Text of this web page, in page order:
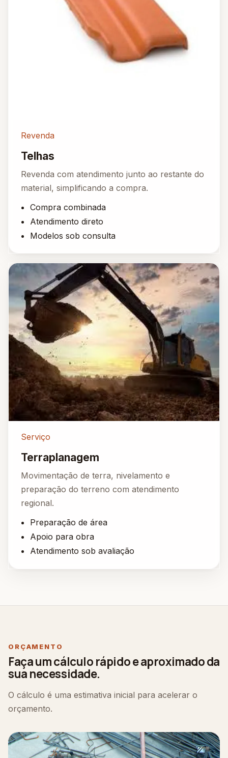
Revenda
Telhas
Revenda com atendimento junto ao restante do
material, simplificando a compra.
Compra combinada
Atendimento direto
Modelos sob consulta
Serviço
Terraplanagem
Movimentação de terra, nivelamento e
preparação do terreno com atendimento
regional.
Preparação de área
Apoio para obra
Atendimento sob avaliação
ORÇAMENTO
Faça um cálculo rápido e aproximado da
sua necessidade.
O cálculo é uma estimativa inicial para acelerar o
orçamento.